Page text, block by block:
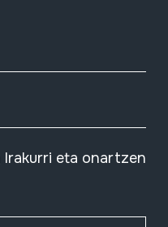
Irakurri eta onartzen